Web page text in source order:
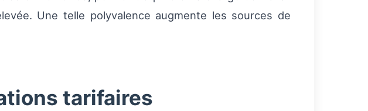
Une telle polyvalence augmente les sources de
tarifaires